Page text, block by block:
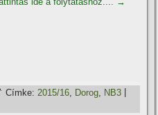
Címke: 2015/16 Dorog NB3